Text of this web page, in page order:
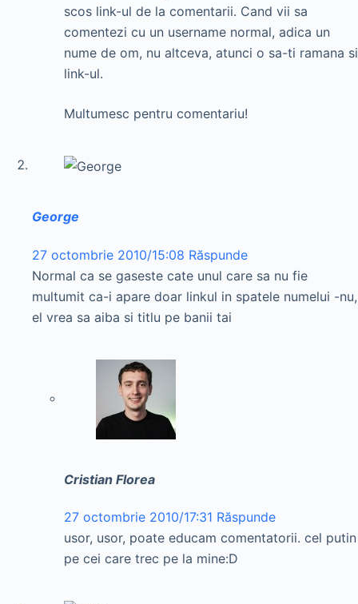
scos link-ul de la comentarii. Cand vii sa
comentezi cu un username normal, adica un
nume de om, nu altceva, atunci o sa-ti ramana si
link-ul.
Multumesc pentru comentariu!
George
27 octombrie 2010/15:08 Răspunde
Normal ca se gaseste cate unul care sa nu fie
multumit ca-i apare doar linkul in spatele numelui -nu,
el vrea sa aiba si titlu pe banii tai
Cristian Florea
27 octombrie 2010/17:31 Răspunde
usor, usor, poate educam comentatorii. cel putin
pe cei care trec pe la mine:D